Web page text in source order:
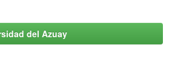
del Azuay